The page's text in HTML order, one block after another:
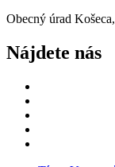
Obecný úrad
Nájdete nás